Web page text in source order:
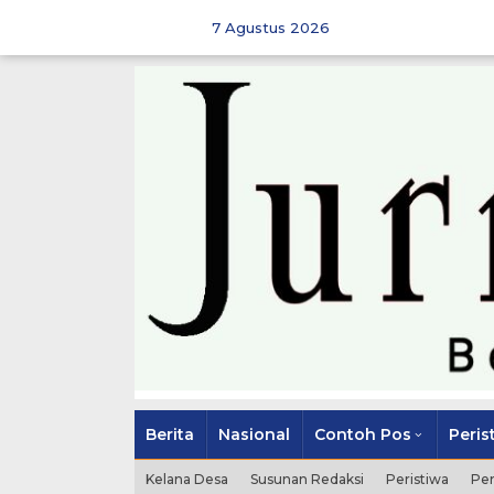
7 Agustus 2026
Berita Nasional Contoh Pos
Kelana Desa Susunan Redaksi Peristiwa